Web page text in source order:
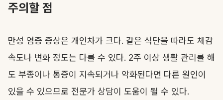
주의할 점
만성 염증 증상은 개인차가 크다. 같은 식단을 따라도 체감
속도나 변화 정도는 다를 수 있다. 2주 이상 생활 관리를 해
도 부종이나 통증이 지속되거나 악화된다면 다른 원인이
있을 수 있으므로 전문가 상담이 도움이 될 수 있다.